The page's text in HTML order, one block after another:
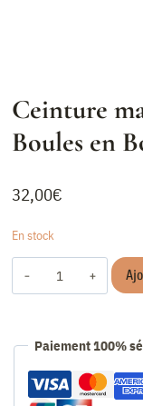
Ceinture
Boules en
32,00€
En stock
quantité
de
Madérothérapie
Boules
en
Paiement 100%